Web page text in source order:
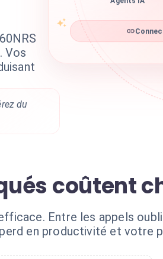
Vos
du
coûtent
Entre les appels
en productivité et votre